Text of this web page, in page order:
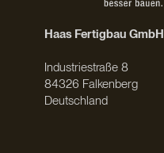
Haas Fertigbau GmbH
Industriestraße 8
84326 Falkenberg
Deutschland